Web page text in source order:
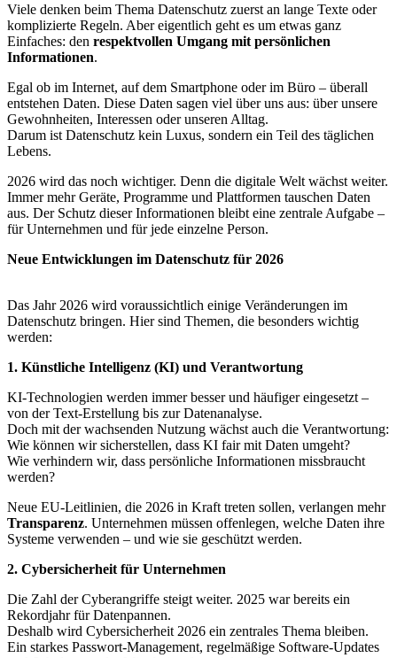
Viele denken beim Thema Datenschutz zuerst an lange Texte oder
komplizierte Regeln. Aber eigentlich geht es um etwas ganz
Einfaches: den respektvollen Umgang mit persönlichen
Informationen.
Egal ob im Internet, auf dem Smartphone oder im Büro – überall
entstehen Daten. Diese Daten sagen viel über uns aus: über unsere
Gewohnheiten, Interessen oder unseren Alltag.
Darum ist Datenschutz kein Luxus, sondern ein Teil des täglichen
Lebens.
2026 wird das noch wichtiger. Denn die digitale Welt wächst weiter.
Immer mehr Geräte, Programme und Plattformen tauschen Daten
aus. Der Schutz dieser Informationen bleibt eine zentrale Aufgabe –
für Unternehmen und für jede einzelne Person.
Neue Entwicklungen im Datenschutz für 2026
Das Jahr 2026 wird voraussichtlich einige Veränderungen im
Datenschutz bringen. Hier sind Themen, die besonders wichtig
werden:
1. Künstliche Intelligenz (KI) und Verantwortung
KI-Technologien werden immer besser und häufiger eingesetzt –
von der Text-Erstellung bis zur Datenanalyse.
Doch mit der wachsenden Nutzung wächst auch die Verantwortung:
Wie können wir sicherstellen, dass KI fair mit Daten umgeht?
Wie verhindern wir, dass persönliche Informationen missbraucht
werden?
Neue EU-Leitlinien, die 2026 in Kraft treten sollen, verlangen mehr
Transparenz. Unternehmen müssen offenlegen, welche Daten ihre
Systeme verwenden – und wie sie geschützt werden.
2. Cybersicherheit für Unternehmen
Die Zahl der Cyberangriffe steigt weiter. 2025 war bereits ein
Rekordjahr für Datenpannen.
Deshalb wird Cybersicherheit 2026 ein zentrales Thema bleiben.
Ein starkes Passwort-Management, regelmäßige Software-Updates